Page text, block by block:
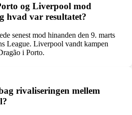
og Liverpool mod
hvad var resultatet?
senest mod hinanden den 9. marts
League. Liverpool vandt kampen
i Porto.
rivaliseringen mellem